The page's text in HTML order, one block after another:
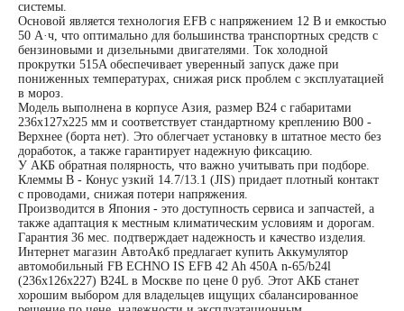
240 А/ч
250 А/ч
Аккумуляторы по
технологии
Аккумуляторы
START-STOP
системы.
Основой является технология EFB с напряжением 12 В и емкостью
50 А·ч, что оптимально для большинства транспортных средств с
бензиновыми и дизельными двигателями. Ток холодной
прокрутки 515A обеспечивает уверенный запуск даже при
пониженных температурах, снижая риск проблем с эксплуатацией
в мороз.
Модель выполнена в корпусе Азия, размер B24 с габаритами
236x127x225 мм и соответствует стандартному креплению B00 -
Верхнее (борта нет). Это облегчает установку в штатное место без
доработок, а также гарантирует надежную фиксацию.
У АКБ обратная полярность, что важно учитывать при подборе.
Клеммы B - Конус узкий 14.7/13.1 (JIS) придает плотный контакт
с проводами, снижая потери напряжения.
Производится в Япония - это доступность сервиса и запчастей, а
также адаптация к местным климатическим условиям и дорогам.
Гарантия 36 мес. подтверждает надежность и качество изделия.
Интернет магазин АвтоАкб предлагает купить Аккумулятор
автомобильный FB ECHNO IS EFB 42 Ah 450А n-65/b24l
(236х126х227) B24L в Москве по цене 0 руб. Этот АКБ станет
хорошим выбором для владельцев ищущих сбалансированное